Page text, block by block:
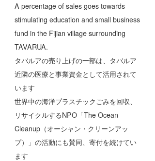
A percentage of sales goes towards
stimulating education and small business
fund in the Fijian village surrounding
TAVARUA.
タバルアの売り上げの一部は、タバルア
近隣の医療と事業資金として活用されて
います
世界中の海洋プラスチックごみを回収、
リサイクルするNPO「The Ocean
Cleanup（オーシャン・クリーンアッ
プ）」の活動にも賛同、寄付を続けてい
ます